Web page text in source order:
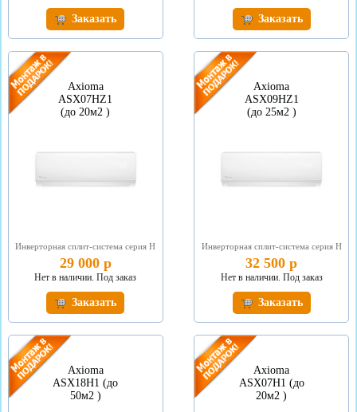
Заказать Заказать
Axioma
ASX07HZ1
(до 20м2 )
Инверторная сплит-система серия Н
29 000 р
Нет в наличии. Под заказ
Заказать
Axioma
ASX09HZ1
(до 25м2 )
Инверторная сплит-система серия Н
32 500 р
Нет в наличии. Под заказ
Заказать
Axioma
ASX18H1 (до
50м2 )
Axioma
ASX07H1 (до
20м2 )